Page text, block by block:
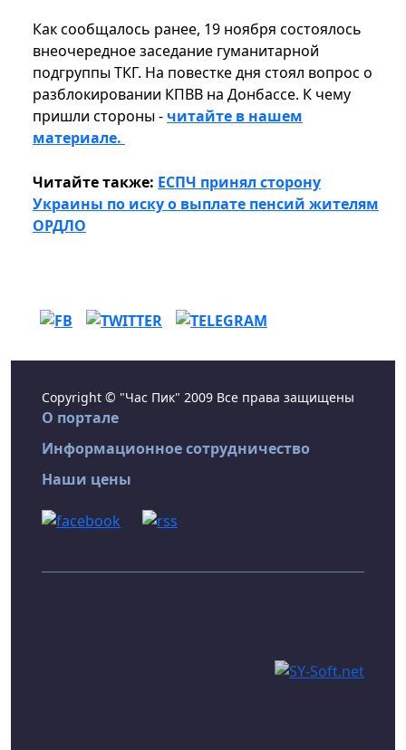
Как сообщалось ранее, 19 ноября состоялось
внеочередное заседание гуманитарной
подгруппы ТКГ. На повестке дня стоял вопрос о
разблокировании КПВВ на Донбассе. К чему
пришли стороны - читайте в нашем
материале.
Читайте также: ЕСПЧ принял сторону
Украины по иску о выплате пенсий жителям
ОРДЛО
Copyright © "Час Пик" 2009 Все права защищены
О портале
Информационное сотрудничество
Наши цены